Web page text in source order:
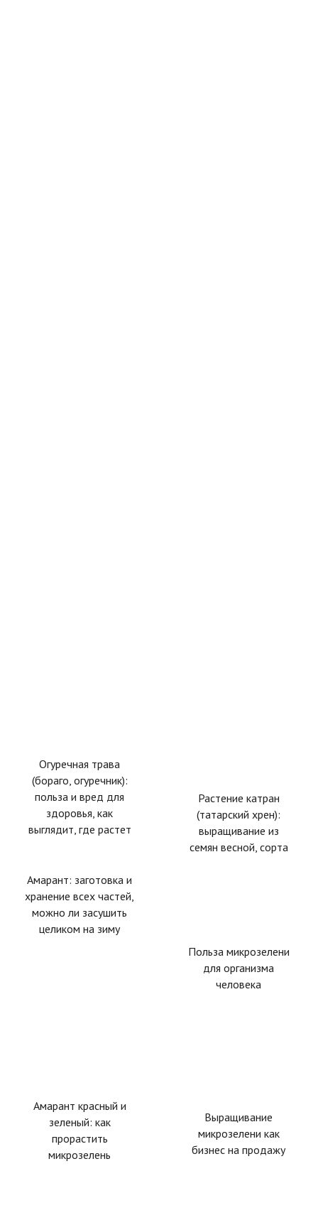
Огуречная трава
(бораго, огуречник):
польза и вред для
здоровья, как
выглядит, где растет
Растение катран
(татарский хрен):
выращивание из
семян весной, сорта
Амарант: заготовка и
хранение всех частей,
можно ли засушить
целиком на зиму
Польза микрозелени
для организма
человека
Амарант красный и
зеленый: как
прорастить
микрозелень
Выращивание
микрозелени как
бизнес на продажу